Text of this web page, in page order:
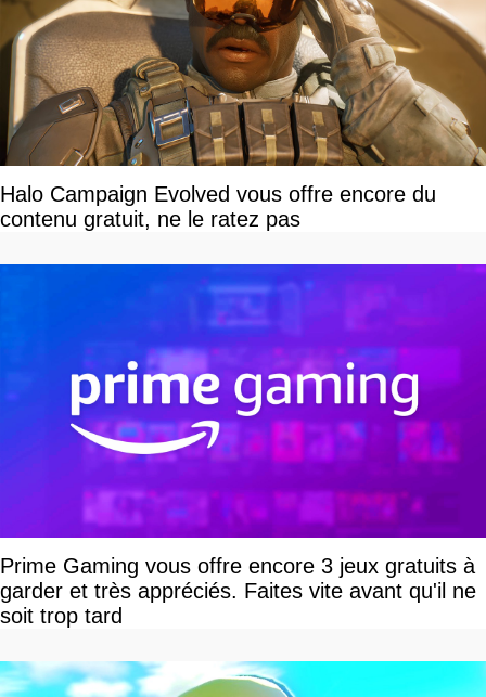
Halo Campaign Evolved vous offre encore du
contenu gratuit, ne le ratez pas
Prime Gaming vous offre encore 3 jeux gratuits à
garder et très appréciés. Faites vite avant qu'il ne
soit trop tard